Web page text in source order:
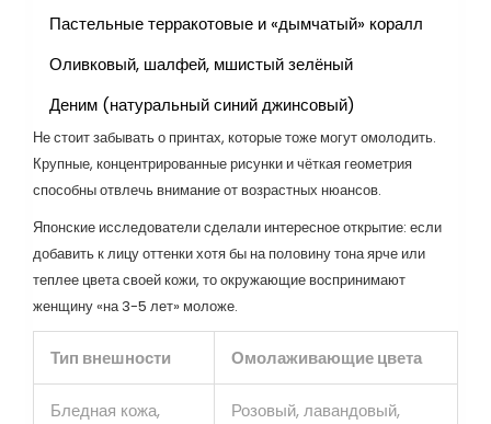
Пастельные терракотовые и «дымчатый» коралл
Оливковый, шалфей, мшистый зелёный
Деним (натуральный синий джинсовый)
Не стоит забывать о принтах, которые тоже могут омолодить.
Крупные, концентрированные рисунки и чёткая геометрия
способны отвлечь внимание от возрастных нюансов.
Японские исследователи сделали интересное открытие: если
добавить к лицу оттенки хотя бы на половину тона ярче или
теплее цвета своей кожи, то окружающие воспринимают
женщину «на 3-5 лет» моложе.
Тип внешности Омолаживающие цвета
Бледная кожа,
Розовый, лавандовый,